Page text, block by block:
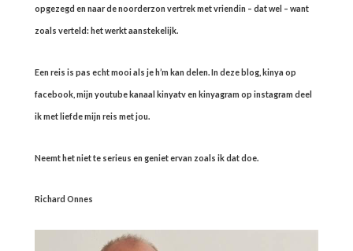
opgezegd en naar de noorderzon vertrek met vriendin – dat wel – want
zoals verteld: het werkt aanstekelijk.
Een reis is pas echt mooi als je h’m kan delen. In deze blog, kinya op
facebook, mijn youtube kanaal kinyatv en kinyagram op instagram deel
ik met liefde mijn reis met jou.
Neemt het niet te serieus en geniet ervan zoals ik dat doe.
Richard Onnes